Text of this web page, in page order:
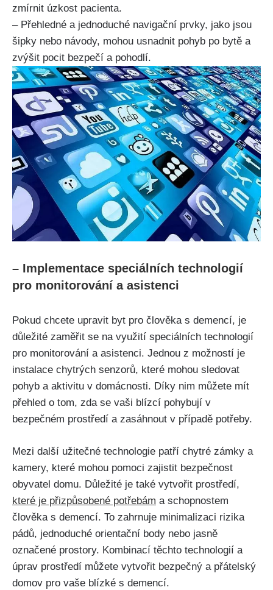
zmírnit úzkost pacienta.
– Přehledné a jednoduché navigační prvky, jako jsou
šipky nebo návody, mohou usnadnit pohyb po bytě a
zvýšit pocit bezpečí a pohodlí.
– Implementace speciálních technologií
pro monitorování a asistenci
Pokud chcete upravit byt pro člověka s demencí, je
důležité zaměřit se na využití speciálních technologií
pro monitorování a asistenci. Jednou z možností je
instalace chytrých senzorů, které mohou sledovat
pohyb a aktivitu v domácnosti. Díky nim můžete mít
přehled o tom, zda se vaši blízcí pohybují v
bezpečném prostředí a zasáhnout v případě potřeby.
Mezi další užitečné technologie patří chytré zámky a
kamery, které mohou pomoci zajistit bezpečnost
obyvatel domu. Důležité je také vytvořit prostředí,
které je přizpůsobené potřebám a schopnostem
člověka s demencí. To zahrnuje minimalizaci rizika
pádů, jednoduché orientační body nebo jasně
označené prostory. Kombinací těchto technologií a
úprav prostředí můžete vytvořit bezpečný a přátelský
domov pro vaše blízké s demencí.